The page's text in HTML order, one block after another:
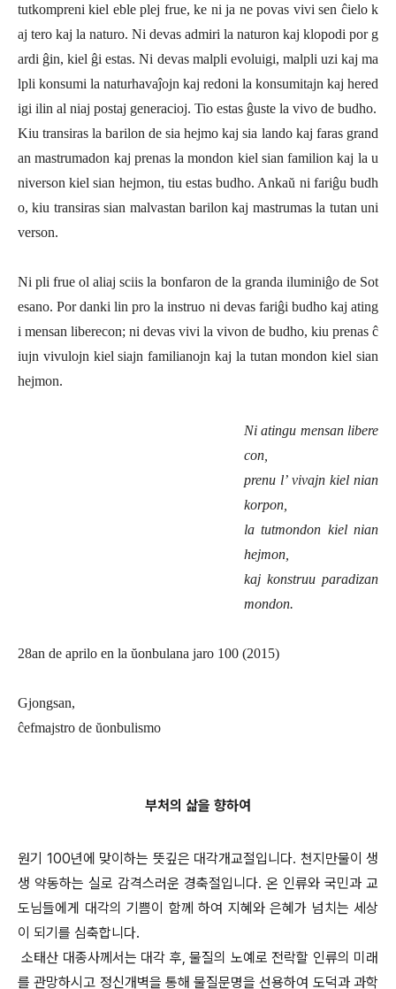
tutkompreni kiel eble plej frue, ke ni ja ne povas vivi sen ĉielo k
aj tero kaj la naturo. Ni devas admiri la naturon kaj klopodi por g
ardi ĝin, kiel ĝi estas. Ni devas malpli evoluigi, malpli uzi kaj ma
lpli konsumi la naturhavaĵojn kaj redoni la konsumitajn kaj hered
igi ilin al niaj postaj generacioj. Tio estas ĝuste la vivo de budho.
Kiu transiras la barilon de sia hejmo kaj sia lando kaj faras grand
an mastrumadon kaj prenas la mondon kiel sian familion kaj la u
niverson kiel sian hejmon, tiu estas budho. Ankaŭ ni fariĝu budh
o, kiu transiras sian malvastan barilon kaj mastrumas la tutan uni
verson.
Ni pli frue ol aliaj sciis la bonfaron de la granda iluminiĝo de Sot
esano. Por danki lin pro la instruo ni devas fariĝi budho kaj ating
i mensan liberecon; ni devas vivi la vivon de budho, kiu prenas ĉ
iujn vivulojn kiel siajn familianojn kaj la tutan mondon kiel sian
hejmon.
Ni atingu mensan libere
con,
prenu l’ vivajn kiel nian
korpon,
la tutmondon kiel nian
hejmon,
kaj konstruu paradizan
mondon.
28an de aprilo en la ŭonbulana jaro 100 (2015)
Gjongsan,
ĉefmajstro de ŭonbulismo
부처의 삶을 향하여
원기 100년에 맞이하는 뜻깊은 대각개교절입니다. 천지만물이 생
생 약동하는 실로 감격스러운 경축절입니다. 온 인류와 국민과 교
도님들에게 대각의 기쁨이 함께 하여 지혜와 은혜가 넘치는 세상
이 되기를 심축합니다.
소태산 대종사께서는 대각 후, 물질의 노예로 전락할 인류의 미래
를 관망하시고 정신개벽을 통해 물질문명을 선용하여 도덕과 과학